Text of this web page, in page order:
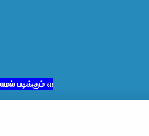
எனது சகோதர சகோதரிகளுக்கு மட்டும்